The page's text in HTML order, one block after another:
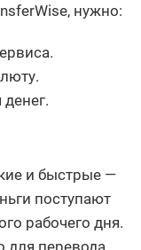
нужно:
и быстрые —
поступают
рабочего дня.
для перевода